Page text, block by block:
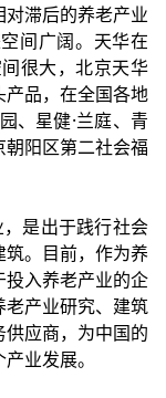
滞后的养老产业
间广阔。天华在
很大，北京天华
品，在全国各地
、星健·兰庭、青
阳区第二社会福
是出于践行社会
。目前，作为养
入养老产业的企
产业研究、建筑
应商，为中国的
业发展。